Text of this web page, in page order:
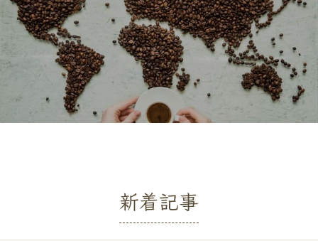
新着記事